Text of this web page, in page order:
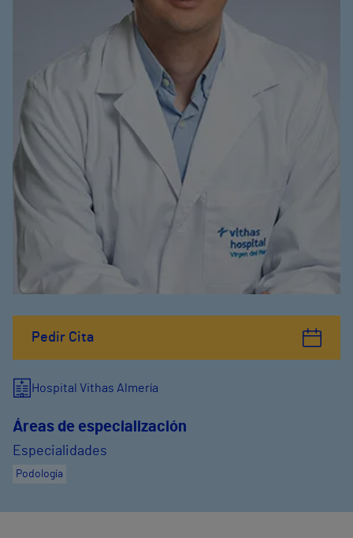
Pedir Cita
Hospital Vithas Almería
Áreas de especialización
Especialidades
Podología